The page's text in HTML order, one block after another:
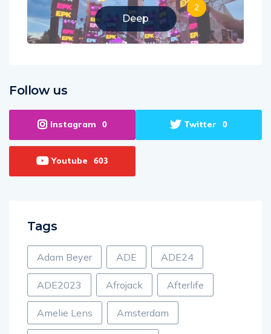
Deep
2
Follow us
Instagram 0 Twitter 0
Youtube 603
Tags
Adam Beyer ADE ADE24
ADE2023 Afrojack Afterlife
Amelie Lens Amsterdam